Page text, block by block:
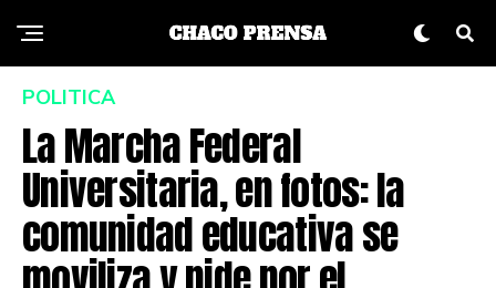
POLITICA
La Marcha Federal
Universitaria, en fotos: la
comunidad educativa se